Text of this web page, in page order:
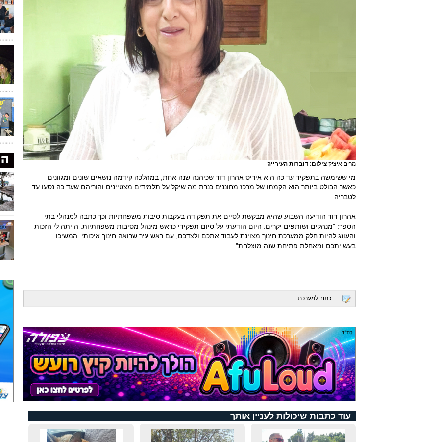
מרים איציק צילום: דוברות העירייה
מי ששימשה בתפקיד עד כה היא איריס אהרון דוד שכיהנה שנה אחת, במהלכה קידמה נושאים שונים ומגוונים
כאשר הבולט ביותר הוא הקמתו של מרכז מחוננים כנרת מה שיקל על תלמידים מצטיינים והוריהם שעד כה נסעו עד
לטבריה.
אהרון דוד הודיעה השבוע שהיא מבקשת לסיים את תפקידה בעקבות סיבות משפחתיות וכך כתבה למנהלי בתי
הספר: "מנהלים ושותפים יקרים. היום הודעתי על סיום תפקידי כראש מינהל מסיבות משפחתיות. הייתה לי הזכות
והעונג להיות חלק ממערכת חינוך מצוינת לעבוד אתכם ולצדכם, עם ראש עיר שרואה חינוך איכותי. המשיכו
בעשייתכם ומאחלת פתיחת שנה מוצלחת".
כתוב למערכת
עוד כתבות שיכולות לעניין אותך